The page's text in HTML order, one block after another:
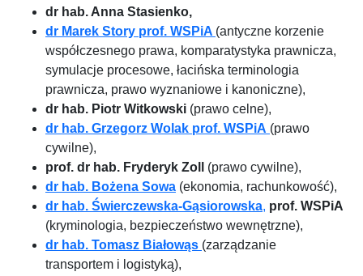
dr hab. Anna Stasienko,
dr Marek Story prof. WSPiA (antyczne korzenie
współczesnego prawa, komparatystyka prawnicza,
symulacje procesowe, łacińska terminologia
prawnicza, prawo wyznaniowe i kanoniczne),
dr hab. Piotr Witkowski (prawo celne),
dr hab. Grzegorz Wolak prof. WSPiA (prawo
cywilne),
prof. dr hab. Fryderyk Zoll
(prawo cywilne),
dr hab. Bożena Sowa (ekonomia, rachunkowość),
dr hab. Świerczewska-Gąsiorowska, prof. WSPiA
(kryminologia, bezpieczeństwo wewnętrzne),
dr hab. Tomasz Białowąs (zarządzanie
transportem i logistyką),